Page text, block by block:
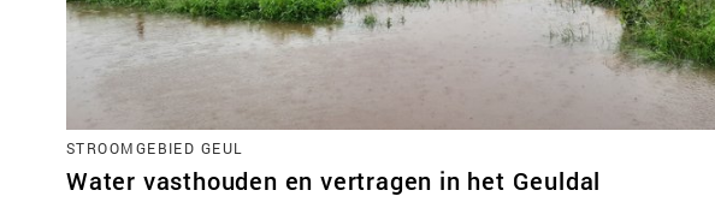
STROOMGEBIED GEUL
Water vasthouden en vertragen in het Geuldal